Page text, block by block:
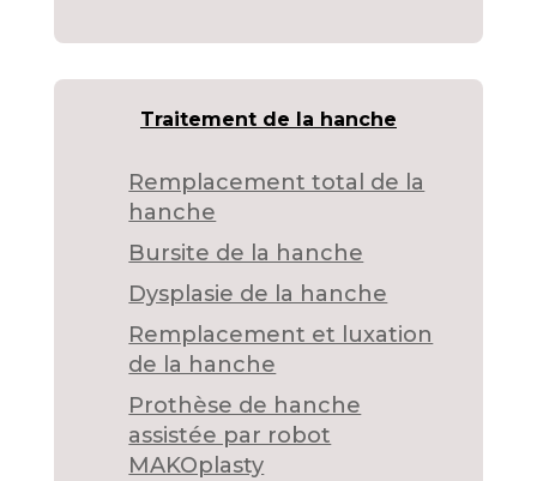
Traitement de la hanche
Remplacement total de la
hanche
Bursite de la hanche
Dysplasie de la hanche
Remplacement et luxation
de la hanche
Prothèse de hanche
assistée par robot
MAKOplasty